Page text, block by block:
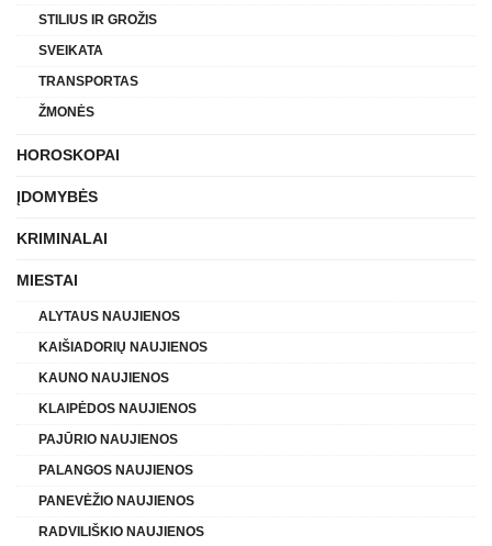
STILIUS IR GROŽIS
SVEIKATA
TRANSPORTAS
ŽMONĖS
HOROSKOPAI
ĮDOMYBĖS
KRIMINALAI
MIESTAI
ALYTAUS NAUJIENOS
KAIŠIADORIŲ NAUJIENOS
KAUNO NAUJIENOS
KLAIPĖDOS NAUJIENOS
PAJŪRIO NAUJIENOS
PALANGOS NAUJIENOS
PANEVĖŽIO NAUJIENOS
RADVILIŠKIO NAUJIENOS